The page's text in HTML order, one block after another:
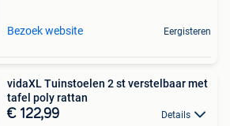
Bezoek website Eergisteren
vidaXL Tuinstoelen 2 st verstelbaar met
tafel poly rattan
€ 122,99 Details